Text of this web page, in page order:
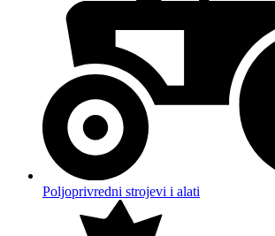
Poljoprivredni strojevi i alati